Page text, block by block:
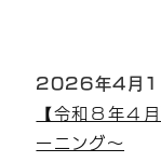
2026年4月
【令和８年４
ーニング～